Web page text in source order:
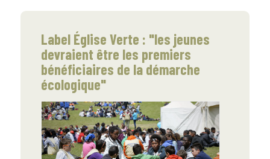
Label Église Verte : "les jeunes
devraient être les premiers
bénéficiaires de la démarche
écologique"